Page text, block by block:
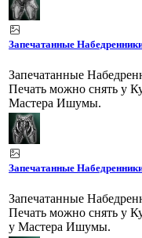
Запечатанные
Запечатанные
Печать можно снять у
Мастера Ишумы.
Запечатанные
Запечатанные
Печать можно снять у
у Мастера Ишумы.